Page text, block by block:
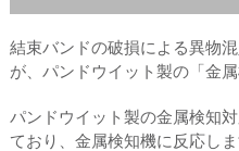
結束バンドの破損による異物
が、パンドウイット製の「金
パンドウイット製の金属検知
ており、金属検知機に反応し